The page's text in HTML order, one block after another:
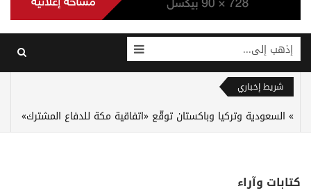
إذهب إلى...
شريط إخباري
السعودية وتركيا وباكستان توقّع «اتفاقية مكة للدفاع المشترك»
كتابات وآراء